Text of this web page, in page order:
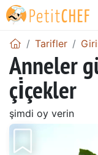
Tarifler
Anneler
çi̇çekler
şimdi oy verin